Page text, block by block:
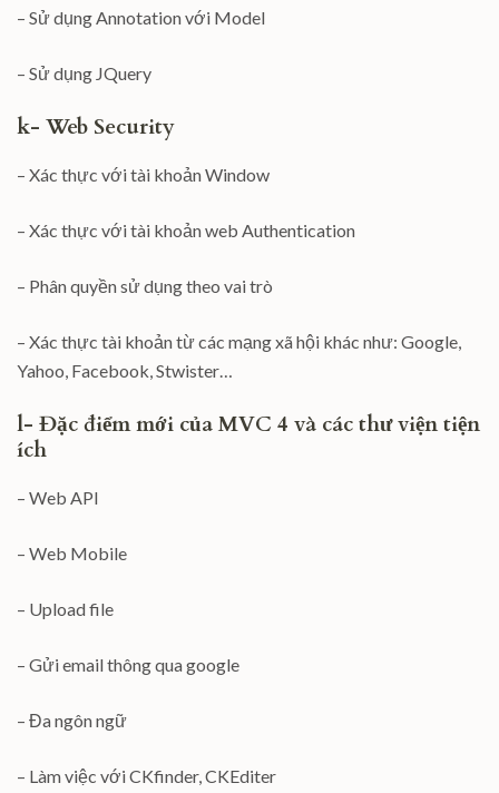
– Sử dụng Annotation với Model
– Sử dụng JQuery
k- Web Security
– Xác thực với tài khoản Window
– Xác thực với tài khoản web Authentication
– Phân quyền sử dụng theo vai trò
– Xác thực tài khoản từ các mạng xã hội khác như: Google,
Yahoo, Facebook, Stwister…
l- Đặc điểm mới của MVC 4 và các thư viện tiện
ích
– Web API
– Web Mobile
– Upload file
– Gửi email thông qua google
– Đa ngôn ngữ
– Làm việc với CKfinder, CKEditer